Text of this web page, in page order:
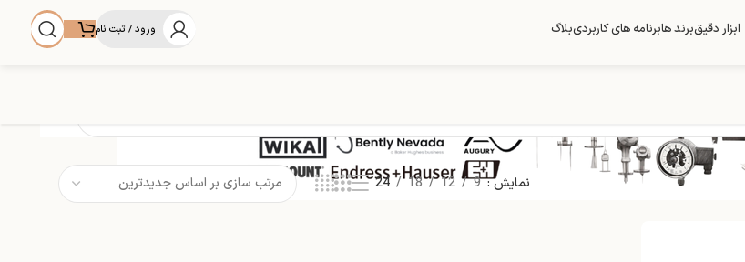
ابزار دقیقبرند هابرنامه های کاربردیبلاگ ورود / ثبت نام
نمایش 9
12
18
24